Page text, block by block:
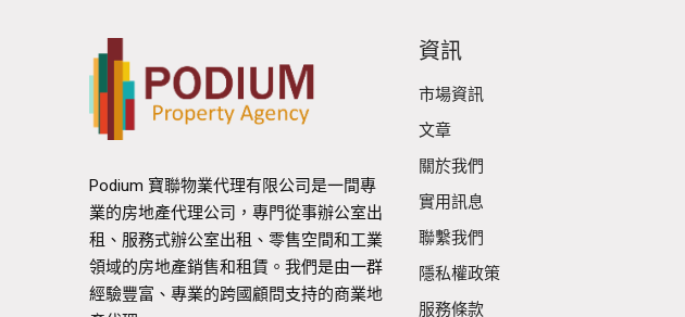
Podium 寶聯物業代理有限公司是一間專
業的房地產代理公司，專門從事辦公室出
租、服務式辦公室出租、零售空間和工業
領域的房地產銷售和租賃。我們是由一群
經驗豐富、專業的跨國顧問支持的商業地
資訊
市場資訊
文章
關於我們
實用訊息
聯繫我們
隱私權政策
服務條款